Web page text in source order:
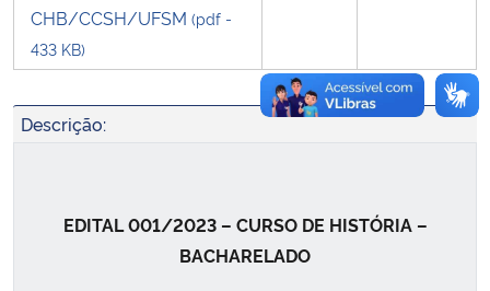
Banco Central do Brasil
CHB/CCSH/UFSM (pdf -
433 KB)
Descrição:
EDITAL 001/2023 – CURSO DE HISTÓRIA –
BACHARELADO